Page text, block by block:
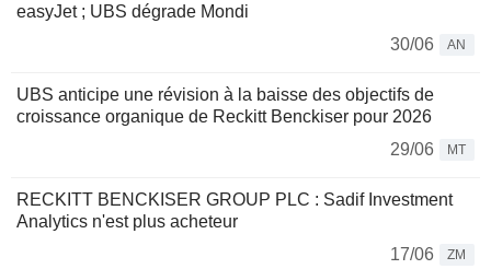
easyJet ; UBS dégrade Mondi
30/06
AN
UBS anticipe une révision à la baisse des objectifs de
croissance organique de Reckitt Benckiser pour 2026
29/06
MT
RECKITT BENCKISER GROUP PLC : Sadif Investment
Analytics n'est plus acheteur
17/06
ZM